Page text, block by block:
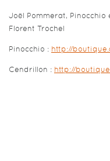
Joël Pommerat,
Florent Trochel
Pinocchio : http://
Cendrillon : http://